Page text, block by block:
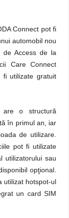
Connect pot fi
automobil nou
de Access de la
Care Connect
fi utilizate gratuit
are o structură
în primul an, iar
de utilizare.
pot fi utilizate
utilizatorului sau
opţional.
utilizat hotspot-ul
un card SIM